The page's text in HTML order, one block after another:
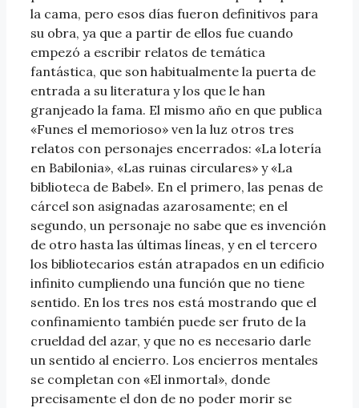
la cama, pero esos días fueron definitivos para
su obra, ya que a partir de ellos fue cuando
empezó a escribir relatos de temática
fantástica, que son habitualmente la puerta de
entrada a su literatura y los que le han
granjeado la fama. El mismo año en que publica
«Funes el memorioso» ven la luz otros tres
relatos con personajes encerrados: «La lotería
en Babilonia», «Las ruinas circulares» y «La
biblioteca de Babel». En el primero, las penas de
cárcel son asignadas azarosamente; en el
segundo, un personaje no sabe que es invención
de otro hasta las últimas líneas, y en el tercero
los bibliotecarios están atrapados en un edificio
infinito cumpliendo una función que no tiene
sentido. En los tres nos está mostrando que el
confinamiento también puede ser fruto de la
crueldad del azar, y que no es necesario darle
un sentido al encierro. Los encierros mentales
se completan con «El inmortal», donde
precisamente el don de no poder morir se